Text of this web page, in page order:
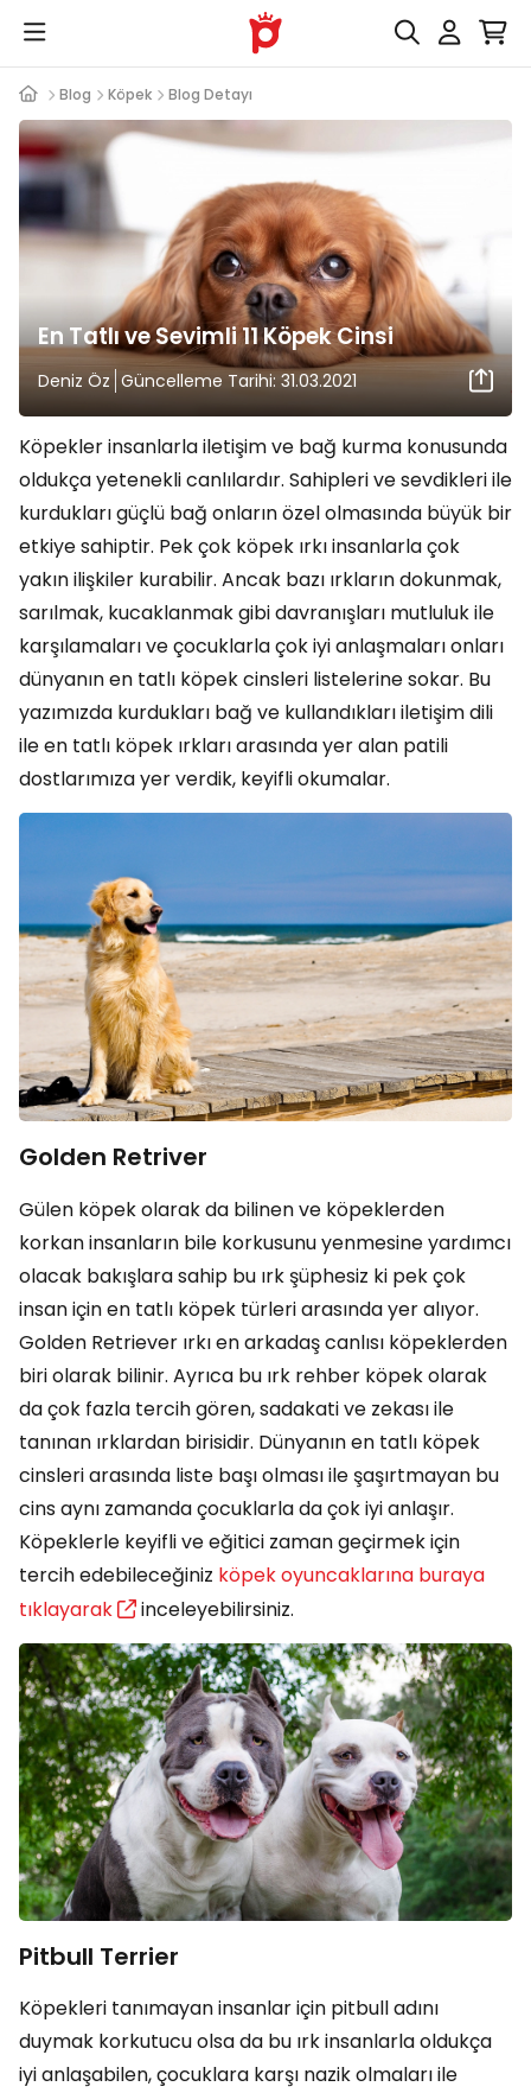
Blog Köpek Blog Detayı
En Tatlı ve Sevimli 11 Köpek Cinsi
Deniz Öz Güncelleme Tarihi: 31.03.2021
Köpekler insanlarla iletişim ve bağ kurma konusunda
oldukça yetenekli canlılardır. Sahipleri ve sevdikleri ile
kurdukları güçlü bağ onların özel olmasında büyük bir
etkiye sahiptir. Pek çok köpek ırkı insanlarla çok
yakın ilişkiler kurabilir. Ancak bazı ırkların dokunmak,
sarılmak, kucaklanmak gibi davranışları mutluluk ile
karşılamaları ve çocuklarla çok iyi anlaşmaları onları
dünyanın en tatlı köpek cinsleri listelerine sokar. Bu
yazımızda kurdukları bağ ve kullandıkları iletişim dili
ile en tatlı köpek ırkları arasında yer alan patili
dostlarımıza yer verdik, keyifli okumalar.
Golden Retriver
Gülen köpek olarak da bilinen ve köpeklerden
korkan insanların bile korkusunu yenmesine yardımcı
olacak bakışlara sahip bu ırk şüphesiz ki pek çok
insan için en tatlı köpek türleri arasında yer alıyor.
Golden Retriever ırkı en arkadaş canlısı köpeklerden
biri olarak bilinir. Ayrıca bu ırk rehber köpek olarak
da çok fazla tercih gören, sadakati ve zekası ile
tanınan ırklardan birisidir. Dünyanın en tatlı köpek
cinsleri arasında liste başı olması ile şaşırtmayan bu
cins aynı zamanda çocuklarla da çok iyi anlaşır.
Köpeklerle keyifli ve eğitici zaman geçirmek için
tercih edebileceğiniz köpek oyuncaklarına buraya
tıklayarak
inceleyebilirsiniz.
Pitbull Terrier
Köpekleri tanımayan insanlar için pitbull adını
duymak korkutucu olsa da bu ırk insanlarla oldukça
iyi anlaşabilen, çocuklara karşı nazik olmaları ile